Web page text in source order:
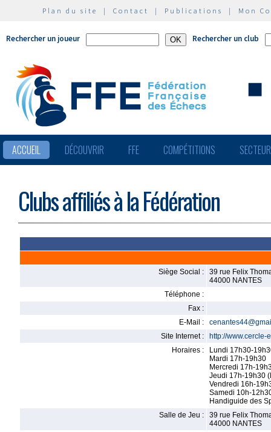
Plan du site | Contact | Publications | Mon
Rechercher un joueur Rechercher un club
ACCUEIL DÉCOUVRIR FFE COMPÉTITIONS
Clubs affiliés à la Fédération
Siège Social :
39 rue Felix
44000 NANTES
Téléphone :
Fax :
E-Mail :
Site Internet :
http://www.cercle-
Horaires :
Lundi 17h30-
Mardi 17h-19h30
Mercredi 17h-
Jeudi 17h-19h30
Vendredi 16h-
Samedi 10h-
Handiguide des
Salle de Jeu :
39 rue Felix
44000 NANTES